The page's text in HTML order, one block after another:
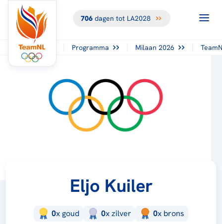
706dagen tot LA2028
Programma Milaan 2026
Eljo Kuiler
0x goud 0xzilver 0x brons